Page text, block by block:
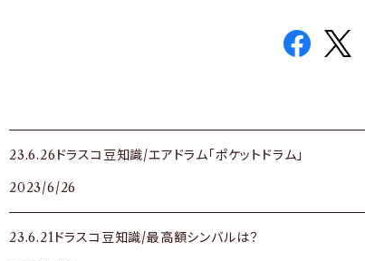
23.6.26ドラスコ豆知識/エアドラム「ポケットドラム」
2023/6/26
23.6.21ドラスコ豆知識/最高額シンバルは？